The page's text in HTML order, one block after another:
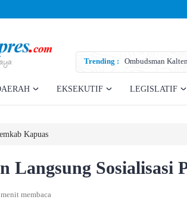
Trending :
Ombudsman
Teknis
EKSEKUTIF LEGISLATIF
Kapuas
Langsung Sosialisasi
membaca